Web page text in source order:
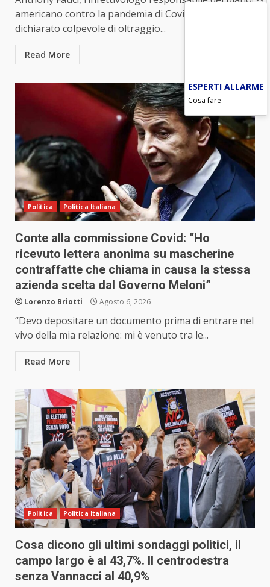
americano contro la pandemia di Covid-19, è stato
dichiarato colpevole di oltraggio...
Read More
Politica Politica Italiana
Conte alla commissione Covid: “Ho
ricevuto lettera anonima su mascherine
contraffatte che chiama in causa la stessa
azienda scelta dal Governo Meloni”
Lorenzo Briotti Agosto 6, 2026
“Devo depositare un documento prima di entrare nel
vivo della mia relazione: mi è venuto tra le...
Read More
Politica Politica Italiana
Cosa dicono gli ultimi sondaggi politici, il
campo largo è al 43,7%. Il centrodestra
senza Vannacci al 40,9%
ESPERTI ALLARME
Cosa fare